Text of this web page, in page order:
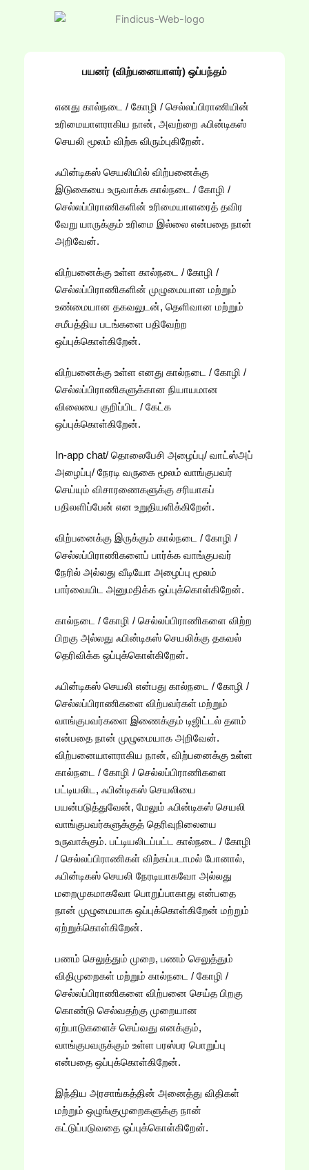
பயனர் (விற்பனையாளர்) ஒப்பந்தம்
எனது கால்நடை / கோழி / செல்லப்பிராணியின்
உரிமையாளராகிய நான், அவற்றை ஃபின்டிகஸ்
செயலி மூலம் விற்க விரும்புகிறேன்.
ஃபின்டிகஸ் செயலியில் விற்பனைக்கு
இடுகையை உருவாக்க கால்நடை / கோழி /
செல்லப்பிராணிகளின் உரிமையாளரைத் தவிர
வேறு யாருக்கும் உரிமை இல்லை என்பதை நான்
அறிவேன்.
விற்பனைக்கு உள்ள கால்நடை / கோழி /
செல்லப்பிராணிகளின் முழுமையான மற்றும்
உண்மையான தகவலுடன், தெளிவான மற்றும்
சமீபத்திய படங்களை பதிவேற்ற
ஒப்புக்கொள்கிறேன்.
விற்பனைக்கு உள்ள எனது கால்நடை / கோழி /
செல்லப்பிராணிகளுக்கான நியாயமான
விலையை குறிப்பிட / கேட்க
ஒப்புக்கொள்கிறேன்.
In-app chat/ தொலைபேசி அழைப்பு/ வாட்ஸ்அப்
அழைப்பு/ நேரடி வருகை மூலம் வாங்குபவர்
செய்யும் விசாரணைகளுக்கு சரியாகப்
பதிலளிப்பேன் என உறுதியளிக்கிறேன்.
விற்பனைக்கு இருக்கும் கால்நடை / கோழி /
செல்லப்பிராணிகளைப் பார்க்க வாங்குபவர்
நேரில் அல்லது வீடியோ அழைப்பு மூலம்
பார்வையிட அனுமதிக்க ஒப்புக்கொள்கிறேன்.
கால்நடை / கோழி / செல்லப்பிராணிகளை விற்ற
பிறகு அல்லது ஃபின்டிகஸ் செயலிக்கு தகவல்
தெரிவிக்க ஒப்புக்கொள்கிறேன்.
ஃபின்டிகஸ் செயலி என்பது கால்நடை / கோழி /
செல்லப்பிராணிகளை விற்பவர்கள் மற்றும்
வாங்குபவர்களை இணைக்கும் டிஜிட்டல் தளம்
என்பதை நான் முழுமையாக அறிவேன்.
விற்பனையாளராகிய நான், விற்பனைக்கு உள்ள
கால்நடை / கோழி / செல்லப்பிராணிகளை
பட்டியலிட, ஃபின்டிகஸ் செயலியை
பயன்படுத்துவேன், மேலும் ஃபின்டிகஸ் செயலி
வாங்குபவர்களுக்குத் தெரிவுநிலையை
உருவாக்கும். பட்டியலிடப்பட்ட கால்நடை / கோழி
/ செல்லப்பிராணிகள் விற்கப்படாமல் போனால்,
ஃபின்டிகஸ் செயலி நேரடியாகவோ அல்லது
மறைமுகமாகவோ பொறுப்பாகாது என்பதை
நான் முழுமையாக ஒப்புக்கொள்கிறேன் மற்றும்
ஏற்றுக்கொள்கிறேன்.
பணம் செலுத்தும் முறை, பணம் செலுத்தும்
விதிமுறைகள் மற்றும் கால்நடை / கோழி /
செல்லப்பிராணிகளை விற்பனை செய்த பிறகு
கொண்டு செல்வதற்கு முறையான
ஏற்பாடுகளைச் செய்வது எனக்கும்,
வாங்குபவருக்கும் உள்ள பரஸ்பர பொறுப்பு
என்பதை ஒப்புக்கொள்கிறேன்.
இந்திய அரசாங்கத்தின் அனைத்து விதிகள்
மற்றும் ஒழுங்குமுறைகளுக்கு நான்
கட்டுப்படுவதை ஒப்புக்கொள்கிறேன்.